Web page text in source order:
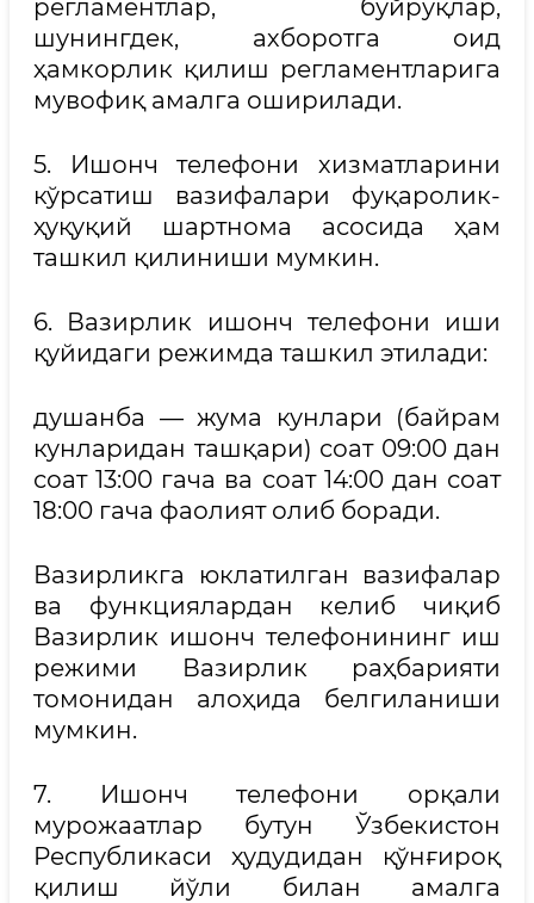
регламентлар, буйруқлар,
шунингдек, ахборотга оид
ҳамкорлик қилиш регламентларига
мувофиқ амалга оширилади.
5. Ишонч телефони хизматларини
кўрсатиш вазифалари фуқаролик-
ҳуқуқий шартнома асосида ҳам
ташкил қилиниши мумкин.
6. Вазирлик ишонч телефони иши
қуйидаги режимда ташкил этилади:
душанба — жума кунлари (байрам
кунларидан ташқари) соат 09:00 дан
соат 13:00 гача ва соат 14:00 дан соат
18:00 гача фаолият олиб боради.
Вазирликга юклатилган вазифалар
ва функциялардан келиб чиқиб
Вазирлик ишонч телефонининг иш
режими Вазирлик раҳбарияти
томонидан алоҳида белгиланиши
мумкин.
7. Ишонч телефони орқали
мурожаатлар бутун Ўзбекистон
Республикаси ҳудудидан қўнғироқ
қилиш йўли билан амалга